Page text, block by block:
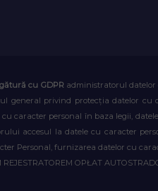
cu GDPR administratorul datelor
general privind protecția datelor
caracter personal în baza legii,
accesul la datele cu caracter
Personal, furnizarea datelor cu
REJESTRATOREM OPŁAT